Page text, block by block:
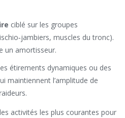
ciblé sur les groupes
muscles du tronc).
un amortisseur.
étirements dynamiques ou des
maintiennent l’amplitude de
activités les plus courantes pour